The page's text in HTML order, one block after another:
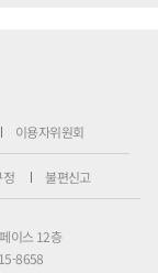
이용자위원회
정 불편신고
이스 12층
8658